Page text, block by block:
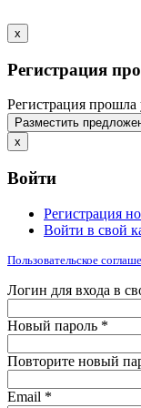
x
Регистрация
Регистрация
Разместить
x
Войти
Регистрация
Войти в свой
Пользовательское
Логин для входа в
Новый пароль *
Повторите новый
Email *